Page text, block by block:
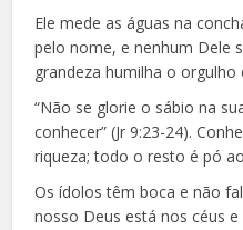
Ele mede as águas na
pelo nome, e nenhum Dele
grandeza humilha o
“Não se glorie o sábio na
conhecer” (Jr 9:23-24).
riqueza; todo o resto é pó
Os ídolos têm boca e não
nosso Deus está nos céus